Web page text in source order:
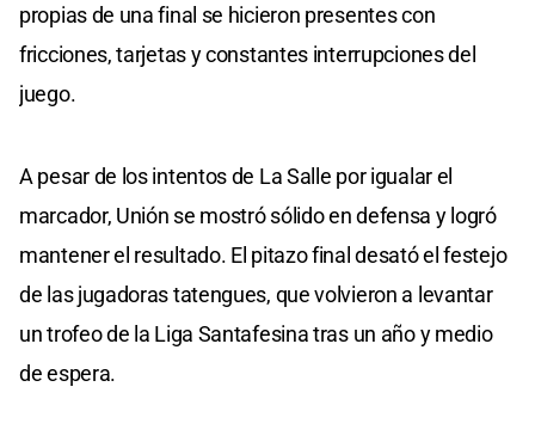
propias de una final se hicieron presentes con
fricciones, tarjetas y constantes interrupciones del
juego.
A pesar de los intentos de La Salle por igualar el
marcador, Unión se mostró sólido en defensa y logró
mantener el resultado. El pitazo final desató el festejo
de las jugadoras tatengues, que volvieron a levantar
un trofeo de la Liga Santafesina tras un año y medio
de espera.